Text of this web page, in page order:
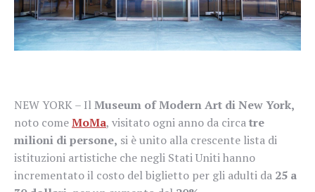
NEW YORK – IlMuseum of Modern Art di New York,
noto comeMoMa, visitato ogni anno da circatre
milioni di persone, si è unito alla crescente lista di
istituzioni artistiche che negli Stati Uniti hanno
incrementato il costo del biglietto per gli adulti da 25 a